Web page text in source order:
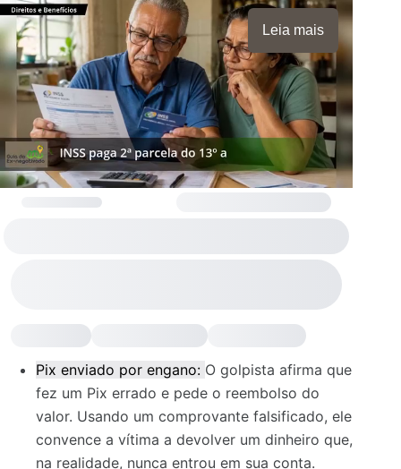
Leia mais
Pix enviado por engano: O golpista afirma que
fez um Pix errado e pede o reembolso do
valor. Usando um comprovante falsificado, ele
convence a vítima a devolver um dinheiro que,
na realidade, nunca entrou em sua conta.